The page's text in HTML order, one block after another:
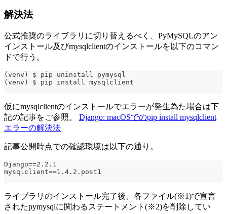
解決法
公式推奨のライブラリに切り替えるべく、PyMySQLのアン
インストール及びmysqlclientのインストールを以下のコマン
ドで行う。
(venv) $ pip uninstall pymysql
(venv) $ pip install mysqlclient
仮にmysqlclientのインストールでエラーが発生為た場合は下
記の記事をご参照。 Django: macOSでのpip install mysqlclient
エラーの解決法
記事公開時点での確認環境は以下の通り。
Django==2.2.1
mysqlclient==1.4.2.post1
ライブラリのインストール完了後、各ファイル(※1)で宣言
されたpymysqlに関わるステートメント(※2)を削除してい